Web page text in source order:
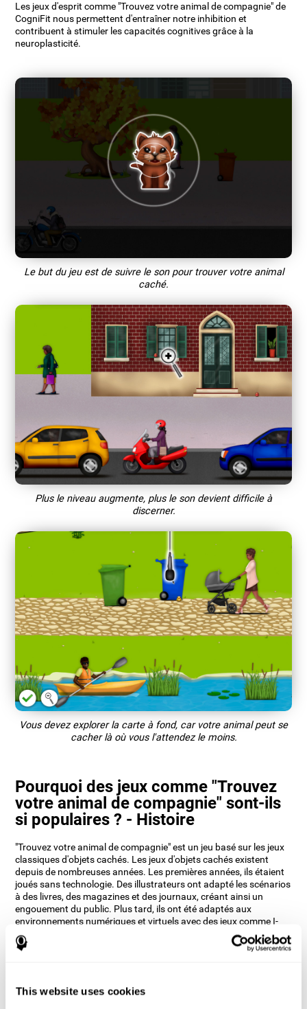
This website uses cookies
Les jeux d'esprit comme "Trouvez votre animal de compagnie" de
CogniFit nous permettent d'entraîner notre inhibition et
contribuent à stimuler les capacités cognitives grâce à la
neuroplasticité.
Le but du jeu est de suivre le son pour trouver votre animal
caché.
Plus le niveau augmente, plus le son devient difficile à
discerner.
Vous devez explorer la carte à fond, car votre animal peut se
cacher là où vous l'attendez le moins.
Pourquoi des jeux comme "Trouvez
votre animal de compagnie" sont-ils
si populaires ? - Histoire
"Trouvez votre animal de compagnie" est un jeu basé sur les jeux
classiques d'objets cachés. Les jeux d'objets cachés existent
depuis de nombreuses années. Les premières années, ils étaient
joués sans technologie. Des illustrateurs ont adapté les scénarios
à des livres, des magazines et des journaux, créant ainsi un
engouement du public. Plus tard, ils ont été adaptés aux
environnements numériques et virtuels avec des jeux comme I-
Spy Spooky Mansion de Scholastic, publié en 1999.
Les neuropsychologues de CogniFit ont voulu renverser le
ramène nombre de ses utilisateurs aux jeux classiques, mais